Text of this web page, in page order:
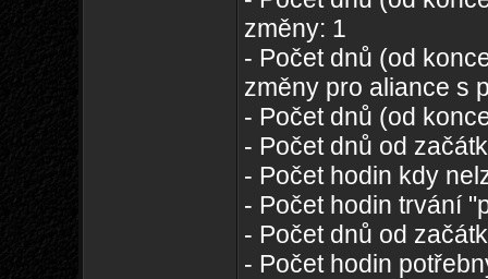
změny: 1
- Počet dnů (od
změny pro aliance s
- Počet dnů (od
- Počet dnů od
- Počet hodin kdy
- Počet hodin trvání
- Počet dnů od
- Počet hodin